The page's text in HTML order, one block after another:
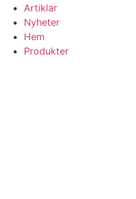
Artiklar
Nyheter
Hem
Produkter